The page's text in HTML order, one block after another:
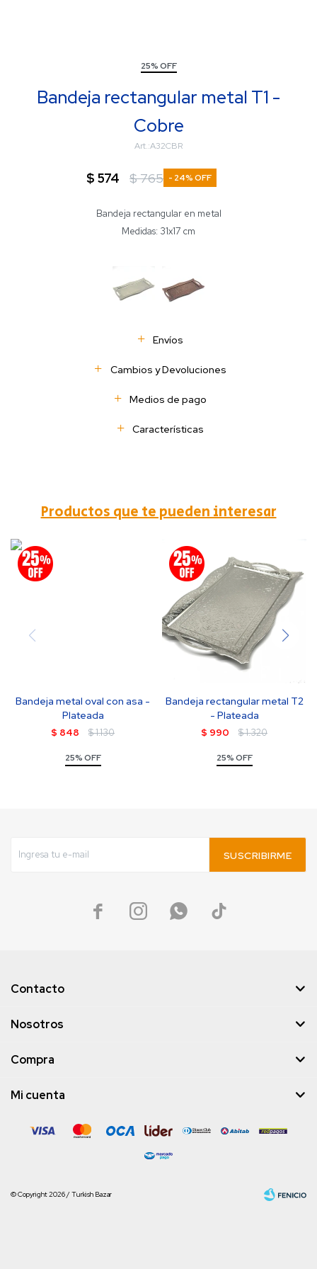
25% OFF
Bandeja rectangular metal T1 -
Cobre
A32CBR
$ 574 $765 24
Bandeja rectangular en metal
Medidas: 31x17 cm
Envíos
Cambios y Devoluciones
Medios de pago
Características
Productos que te pueden interesar
Bandeja metal oval con asa -
Plateada
$ 848 $1.130
25% OFF
Bandeja rectangular metal T2
- Plateada
$ 990 $1.320
25% OFF
SUSCRIBIRME
   
Contacto
Nosotros
Compra
Mi cuenta
© Copyright 2026 / Turkish Bazar